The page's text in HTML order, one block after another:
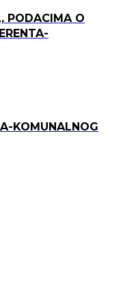
PODACIMA O
KOMUNALNOG